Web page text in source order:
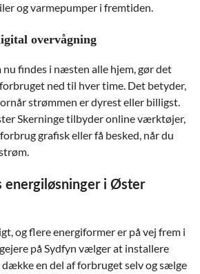
og varmepumper i fremtiden.
overvågning
nu findes i næsten alle hjem, gør det
ned til hver time. Det betyder,
strømmen er dyrest eller billigst.
Skerninge tilbyder online værktøjer,
grafisk eller få besked, når du
energiløsninger i Øster
og flere energiformer er på vej frem i
på Sydfyn vælger at installere
dække en del af forbruget selv og sælge